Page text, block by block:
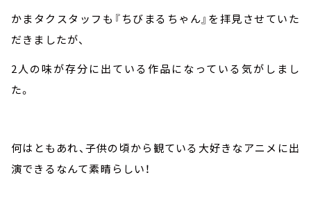
かまタクスタッフも『ちびまるちゃん』を拝見させていた
だきましたが、
2人の味が存分に出ている作品になっている気がしまし
た。
何はともあれ、子供の頃から観ている大好きなアニメに出
演できるなんて素晴らしい！